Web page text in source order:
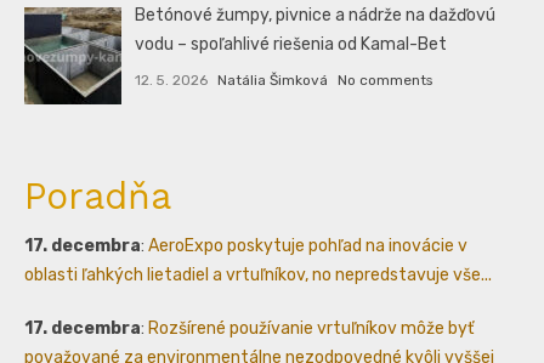
Betónové žumpy, pivnice a nádrže na dažďovú
vodu – spoľahlivé riešenia od Kamal-Bet
12. 5. 2026 Natália Šimková No comments
Poradňa
17. decembra: AeroExpo poskytuje pohľad na inovácie v
oblasti ľahkých lietadiel a vrtuľníkov, no nepredstavuje vše...
17. decembra: Rozšírené používanie vrtuľníkov môže byť
považované za environmentálne nezodpovedné kvôli vyššej